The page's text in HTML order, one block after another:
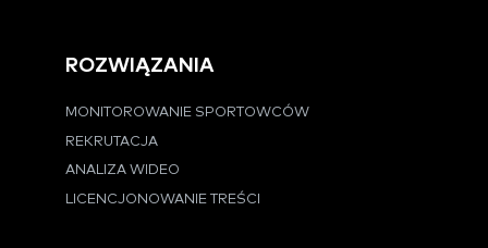
ROZWIĄZANIA
MONITOROWANIE SPORTOWCÓW
REKRUTACJA
ANALIZA WIDEO
LICENCJONOWANIE TREŚCI